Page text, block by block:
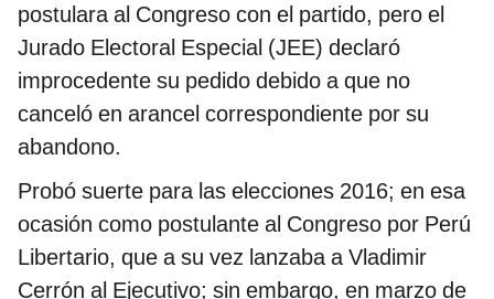
postulara al Congreso con el partido, pero el
Jurado Electoral Especial (JEE) declaró
improcedente su pedido debido a que no
canceló en arancel correspondiente por su
abandono.
Probó suerte para las elecciones 2016; en esa
ocasión como postulante al Congreso por Perú
Libertario, que a su vez lanzaba a Vladimir
Cerrón al Ejecutivo; sin embargo, en marzo de